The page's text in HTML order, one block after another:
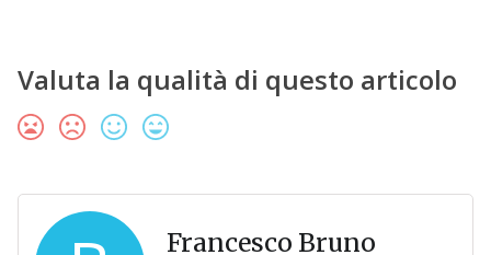
Valuta la qualità di questo articolo
Francesco Bruno